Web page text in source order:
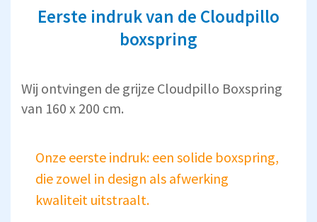
Eerste indruk van de Cloudpillo
boxspring
Wij ontvingen de grijze Cloudpillo Boxspring
van 160 x 200 cm.
Onze eerste indruk: een solide boxspring,
die zowel in design als afwerking
kwaliteit uitstraalt.